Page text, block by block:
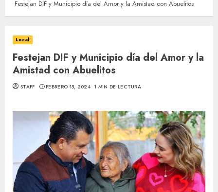
Festejan DIF y Municipio día del Amor y la Amistad con Abuelitos
Local
Festejan DIF y Municipio día del Amor y la
Amistad con Abuelitos
STAFF FEBRERO 15, 2024 1 MIN DE LECTURA